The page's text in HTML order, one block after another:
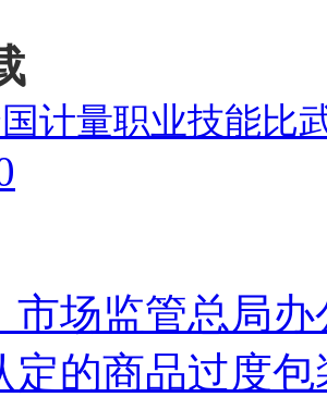
计量职业技能比
市场监管总局
定的商品过度